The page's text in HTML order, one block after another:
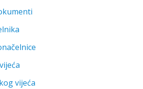
vijeća